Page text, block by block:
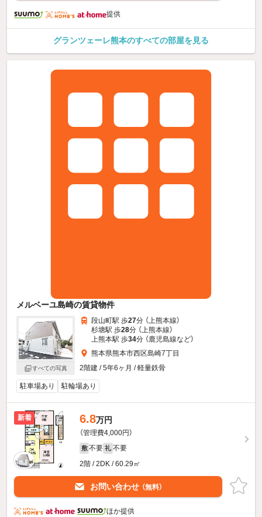
提供
グランツェーレ熊本のすべての部屋を見る
メルベーユ島崎の賃貸物件
すべての写真
段山町駅 歩27分 （上熊本線）
杉塘駅 歩28分 （上熊本線）
上熊本駅 歩34分 （鹿児島線など）
熊本県熊本市西区島崎7丁目
2階建 / 5年6ヶ月 / 軽量鉄骨
駐車場あり 駐輪場あり
新着 6.8万円
（管理費4,000円）
敷 不要 礼 不要
2階 / 2DK / 60.29㎡
お問い合わせ （無料）
ほか提供